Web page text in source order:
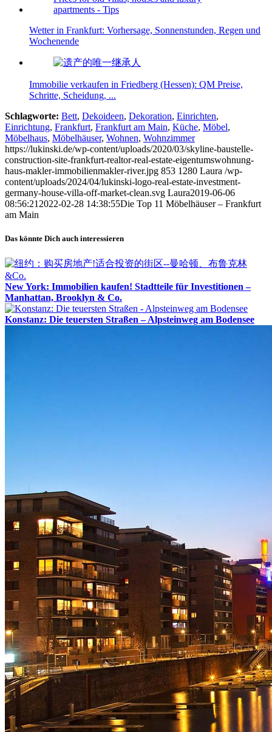
Wetter in Frankfurt: Vorhersage, Sonnenstunden, Regen und
Wochenende
Immobilie verkaufen in Friedberg (Hessen): QM Preise,
Schritte, Scheidung, ...
Schlagworte: Bett, Dekoideen, Dekoration, Einrichten,
Einrichtung, Frankfurt, Frankfurt am Main, Küche, Möbel,
Möbelhaus, Möbelhäuser, Wohnen, Wohnzimmer
https://lukinski.de/wp-content/uploads/2020/03/skyline-baustelle-
construction-site-frankfurt-realtor-real-estate-eigentumswohnung-
haus-makler-immobilienmakler-river.jpg 853 1280 Laura /wp-
content/uploads/2024/04/lukinski-logo-real-estate-investment-
germany-house-villa-off-market-clean.svg Laura2019-06-06
08:56:21 2022-02-28 14:38:55Die Top 11 Möbelhäuser – Frankfurt
am Main
Das könnte Dich auch interessieren
New York: Immobilien kaufen! Stadtteile für Investitionen –
Manhattan, Brooklyn & Co.
Konstanz: Die teuersten Straßen – Alpsteinweg am Bodensee